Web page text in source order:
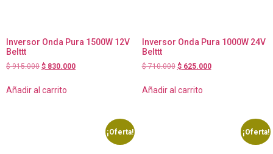
Inversor Onda Pura 1500W 12V
Belttt
$915.000 $ 830.000
Añadir al carrito
Inversor Onda Pura 1000W 24V
Belttt
$710.000 $625.000
Añadir al carrito
¡Oferta! ¡Oferta!